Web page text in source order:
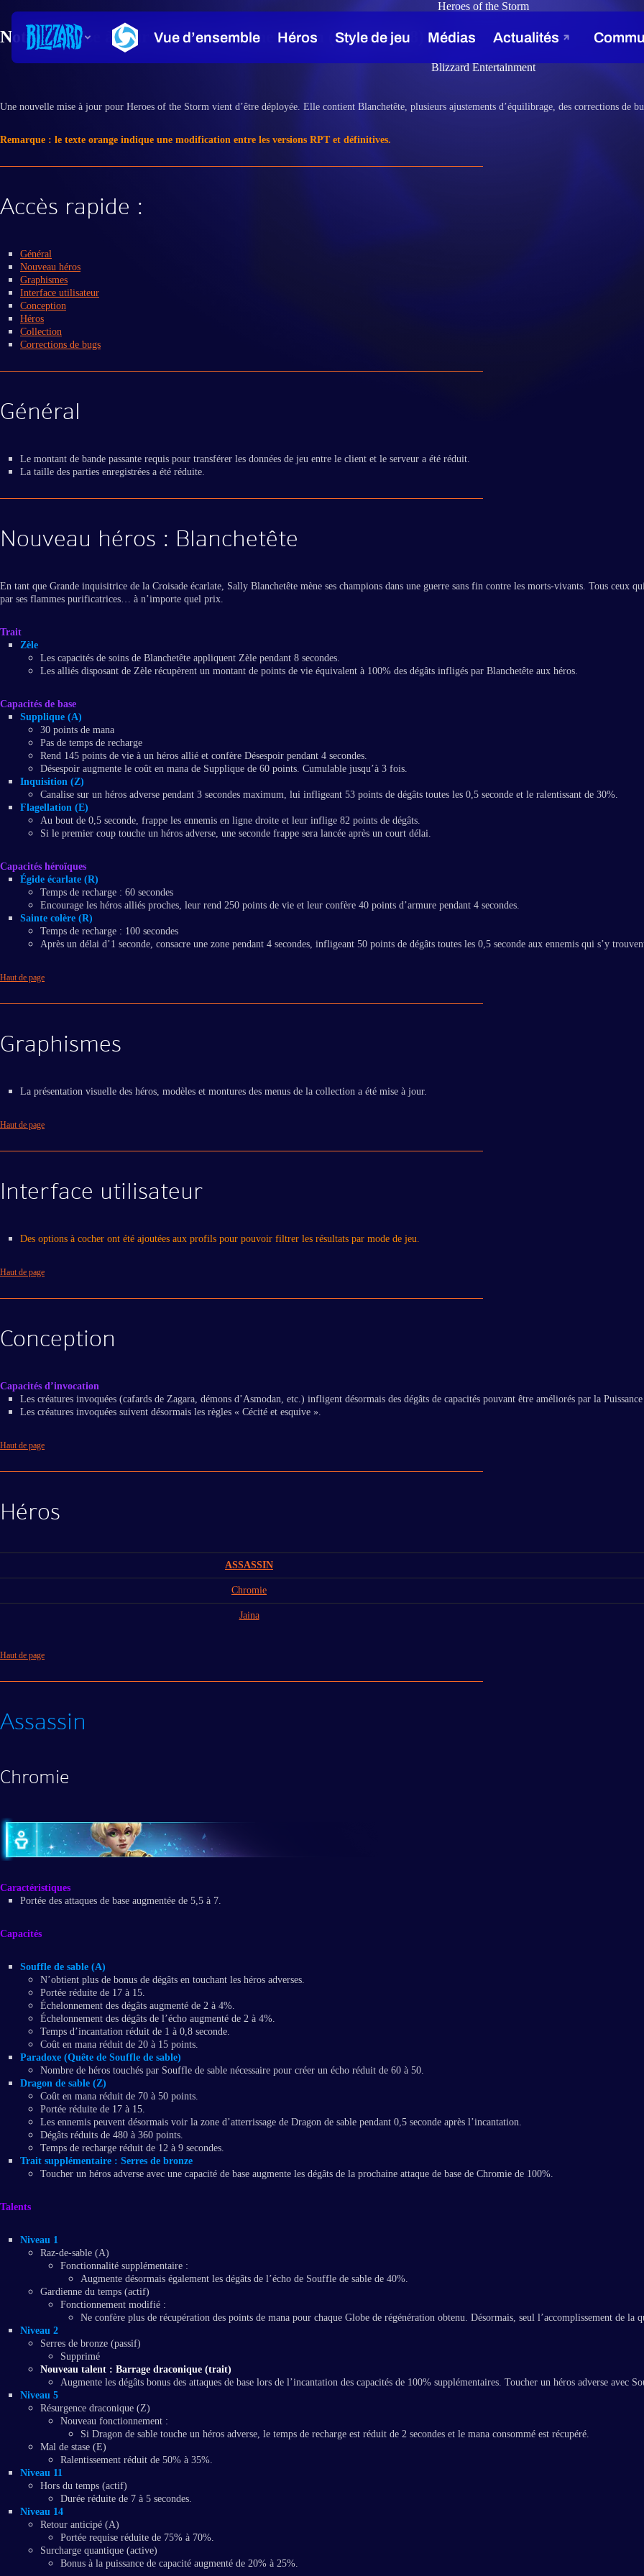
Heroes of the Storm
Notes de mise à jour de Heroes of the Storm (8 août 2018)
Blizzard Entertainment
Une nouvelle mise à jour pour Heroes of the Storm vient d’être déployée. Elle contient Blanchetête, plusieurs ajustements d’équilibrage, des corrections de
Remarque : le texte orange indique une modification entre les versions RPT et définitives.
Accès rapide :
Général
Nouveau héros
Graphismes
Interface utilisateur
Conception
Héros
Collection
Corrections de bugs
Général
Le montant de bande passante requis pour transférer les données de jeu entre le client et le serveur a été réduit.
La taille des parties enregistrées a été réduite.
Nouveau héros : Blanchetête
En tant que Grande inquisitrice de la Croisade écarlate, Sally Blanchetête mène ses champions dans une guerre sans fin contre les morts-vivants. Tous ceux
par ses flammes purificatrices… à n’importe quel prix.
Trait
Zèle
Les capacités de soins de Blanchetête appliquent Zèle pendant 8 secondes.
Les alliés disposant de Zèle récupèrent un montant de points de vie équivalent à 100% des dégâts infligés par Blanchetête aux héros.
Capacités de base
Supplique (A)
30 points de mana
Pas de temps de recharge
Rend 145 points de vie à un héros allié et confère Désespoir pendant 4 secondes.
Désespoir augmente le coût en mana de Supplique de 60 points. Cumulable jusqu’à 3 fois.
Inquisition (Z)
Canalise sur un héros adverse pendant 3 secondes maximum, lui infligeant 53 points de dégâts toutes les 0,5 seconde et le ralentissant de 30%.
Flagellation (E)
Au bout de 0,5 seconde, frappe les ennemis en ligne droite et leur inflige 82 points de dégâts.
Si le premier coup touche un héros adverse, une seconde frappe sera lancée après un court délai.
Capacités héroïques
Égide écarlate (R)
Temps de recharge : 60 secondes
Encourage les héros alliés proches, leur rend 250 points de vie et leur confère 40 points d’armure pendant 4 secondes.
Sainte colère (R)
Temps de recharge : 100 secondes
Après un délai d’1 seconde, consacre une zone pendant 4 secondes, infligeant 50 points de dégâts toutes les 0,5 seconde aux ennemis qui s’y
Haut de page
Graphismes
La présentation visuelle des héros, modèles et montures des menus de la collection a été mise à jour.
Haut de page
Interface utilisateur
Des options à cocher ont été ajoutées aux profils pour pouvoir filtrer les résultats par mode de jeu.
Haut de page
Conception
Capacités d’invocation
Les créatures invoquées (cafards de Zagara, démons d’Asmodan, etc.) infligent désormais des dégâts de capacités pouvant être améliorés par la
Les créatures invoquées suivent désormais les règles « Cécité et esquive ».
Haut de page
Héros
ASSASSIN
Chromie
Jaina
Haut de page
Assassin
Chromie
Caractéristiques
Portée des attaques de base augmentée de 5,5 à 7.
Capacités
Souffle de sable (A)
N’obtient plus de bonus de dégâts en touchant les héros adverses.
Portée réduite de 17 à 15.
Échelonnement des dégâts augmenté de 2 à 4%.
Échelonnement des dégâts de l’écho augmenté de 2 à 4%.
Temps d’incantation réduit de 1 à 0,8 seconde.
Coût en mana réduit de 20 à 15 points.
Paradoxe (Quête de Souffle de sable)
Nombre de héros touchés par Souffle de sable nécessaire pour créer un écho réduit de 60 à 50.
Dragon de sable (Z)
Coût en mana réduit de 70 à 50 points.
Portée réduite de 17 à 15.
Les ennemis peuvent désormais voir la zone d’atterrissage de Dragon de sable pendant 0,5 seconde après l’incantation.
Dégâts réduits de 480 à 360 points.
Temps de recharge réduit de 12 à 9 secondes.
Trait supplémentaire : Serres de bronze
Toucher un héros adverse avec une capacité de base augmente les dégâts de la prochaine attaque de base de Chromie de 100%.
Talents
Niveau 1
Raz-de-sable (A)
Fonctionnalité supplémentaire :
Augmente désormais également les dégâts de l’écho de Souffle de sable de 40%.
Gardienne du temps (actif)
Fonctionnement modifié :
Ne confère plus de récupération des points de mana pour chaque Globe de régénération obtenu. Désormais, seul l’accomplissement de la
Niveau 2
Serres de bronze (passif)
Supprimé
Nouveau talent : Barrage draconique (trait)
Augmente les dégâts bonus des attaques de base lors de l’incantation des capacités de 100% supplémentaires. Toucher un héros adverse avec
Niveau 5
Résurgence draconique (Z)
Nouveau fonctionnement :
Si Dragon de sable touche un héros adverse, le temps de recharge est réduit de 2 secondes et le mana consommé est récupéré.
Mal de stase (E)
Ralentissement réduit de 50% à 35%.
Niveau 11
Hors du temps (actif)
Durée réduite de 7 à 5 secondes.
Niveau 14
Retour anticipé (A)
Portée requise réduite de 75% à 70%.
Surcharge quantique (active)
Bonus à la puissance de capacité augmenté de 20% à 25%.